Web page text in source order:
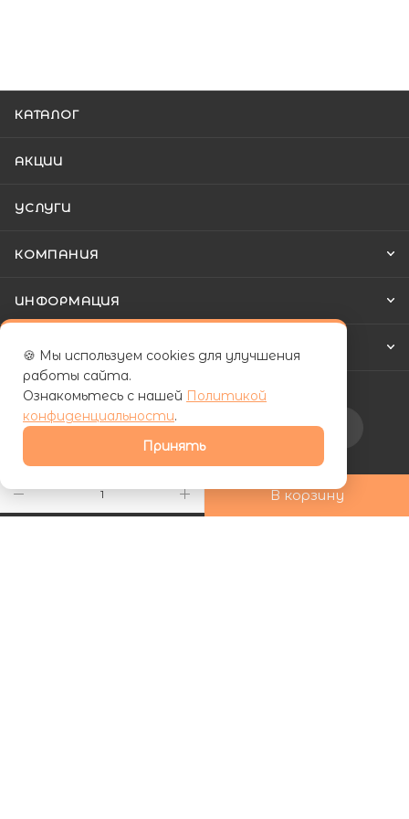
В корзину
КАТАЛОГ
АКЦИИ
УСЛУГИ
КОМПАНИЯ
ИНФОРМАЦИЯ
КАК КУПИТЬ
Подписаться на рассылку
+7 (800) 555-81-19
🍪 Мы используем cookies для улучшения
работы сайта.
Ознакомьтесь с нашей Политикой
конфиденциальности.
Принять